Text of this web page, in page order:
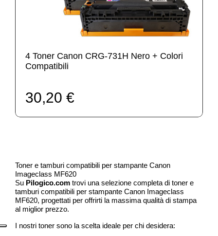
4 Toner Canon CRG-731H Nero + Colori
Compatibili
30,20 €
Toner e tamburi compatibili per stampante Canon
Imageclass MF620
Su Pilogico.com trovi una selezione completa di toner e
tamburi compatibili per stampante Canon Imageclass
MF620, progettati per offrirti la massima qualità di stampa
al miglior prezzo.
I nostri toner sono la scelta ideale per chi desidera: